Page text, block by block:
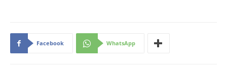
Facebook WhatsApp